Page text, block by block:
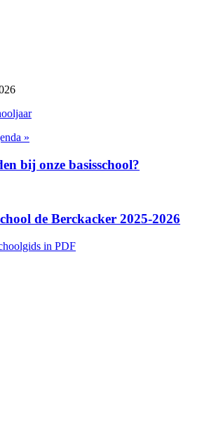
»
bij onze basisschool?
de Berckacker 2025-2026
in PDF